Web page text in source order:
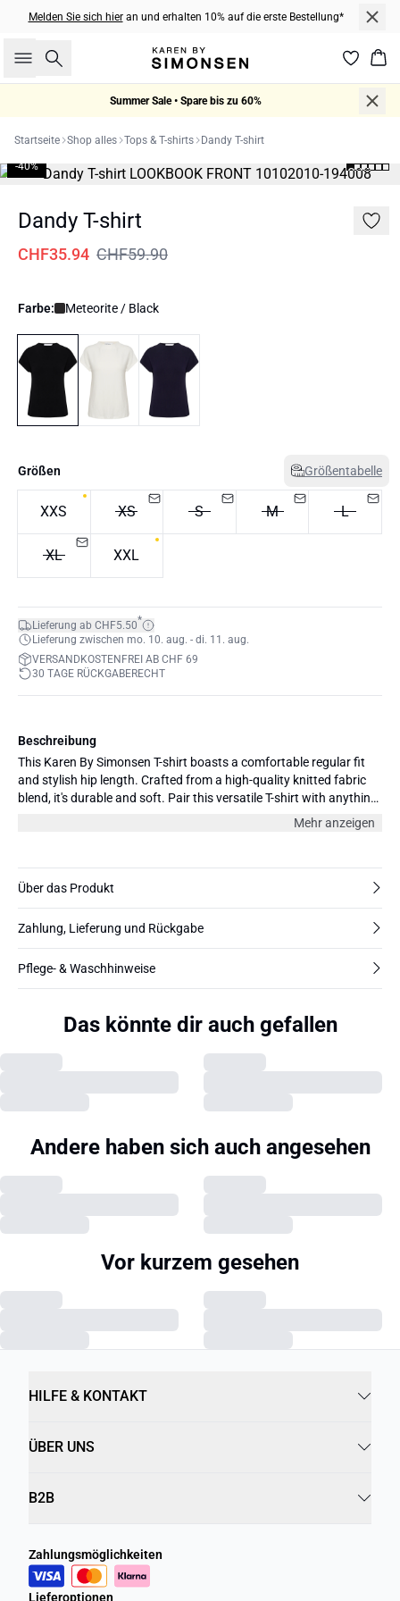
Melden Sie sich hieran und erhalten 10% auf die erste Bestellung*
Suche
Summer Sale • Spare bis zu 60%
Startseite Shop alles Tops & T-shirts Dandy T-shirt
-40%
Dandy T-shirt
CHF35.94 CHF59.90
Farbe: Meteorite / Black
Größen Größentabelle
XXS XS S M L
XL XXL
Lieferung ab CHF5.50*
Lieferung zwischen mo. 10. aug. - di. 11. aug.
VERSANDKOSTENFREI AB CHF 69
30 TAGE RÜCKGABERECHT
Beschreibung
This Karen By Simonsen T-shirt boasts a comfortable regular fit
and stylish hip length. Crafted from a high-quality knitted fabric
blend, it's durable and soft. Pair this versatile T-shirt with anything
from jeans to skirts and dress it up or down. For a complete look,
consider layering it with a cardigan or blazer and accessorizing
36/S.
Mehr anzeigen
Über das Produkt
Zahlung, Lieferung und Rückgabe
Pflege- & Waschhinweise
Das könnte dir auch gefallen
Andere haben sich auch angesehen
Vor kurzem gesehen
HILFE & KONTAKT
ÜBER UNS
B2B
Zahlungsmöglichkeiten
Lieferoptionen